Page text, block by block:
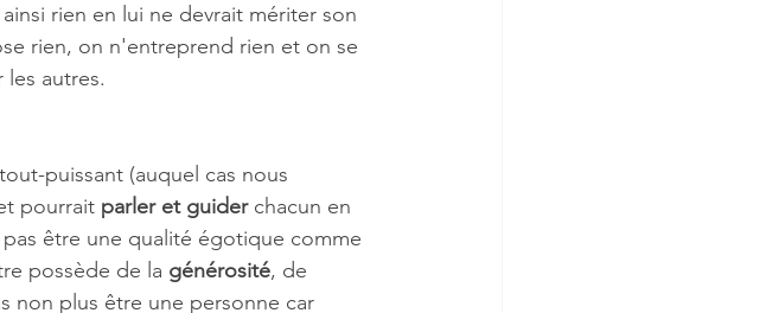
rien en lui ne devrait mériter son
rien, on n'entreprend rien et on se
les autres.
puissant (auquel cas nous
pourrait parler et guider chacun en
être une qualité égotique comme
possède de la générosité, de
non plus être une personne car